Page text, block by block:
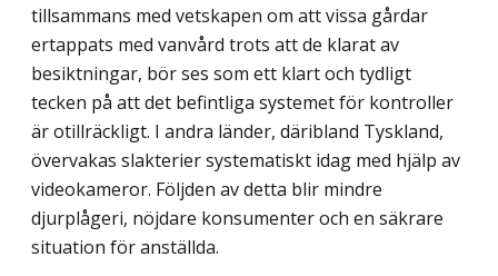
tillsammans med vetskapen om att vissa gårdar
ertappats med vanvård trots att de klarat av
besiktningar, bör ses som ett klart och tydligt
tecken på att det befintliga systemet för kontroller
är otillräckligt. I andra länder, däribland Tyskland,
övervakas slakterier systematiskt idag med hjälp av
videokameror. Följden av detta blir mindre
djurplågeri, nöjdare konsumenter och en säkrare
situation för anställda.